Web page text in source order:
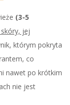
(3-5
jej
którym pokryta
co
nawet po krótkim
nie jest